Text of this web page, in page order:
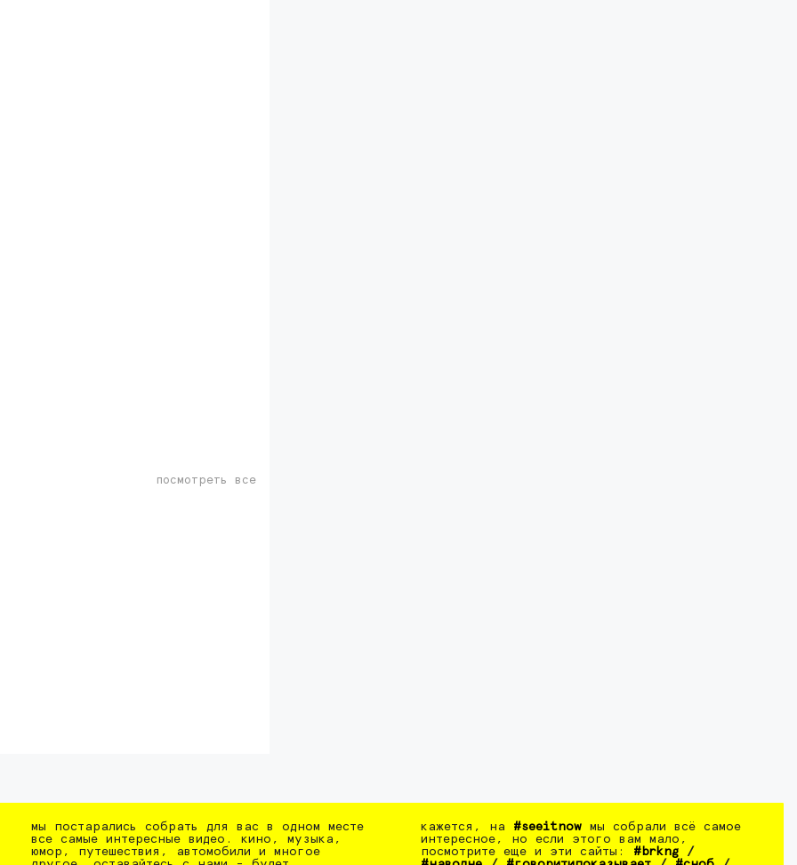
посмотреть все
мы постарались собрать для вас в одном месте
все самые интересные видео. кино, музыка,
юмор, путешествия, автомобили и многое
кажется, на #seeitnow мы собрали всё самое
интересное, но если этого вам мало,
посмотрите еще и эти сайты: #brkng /